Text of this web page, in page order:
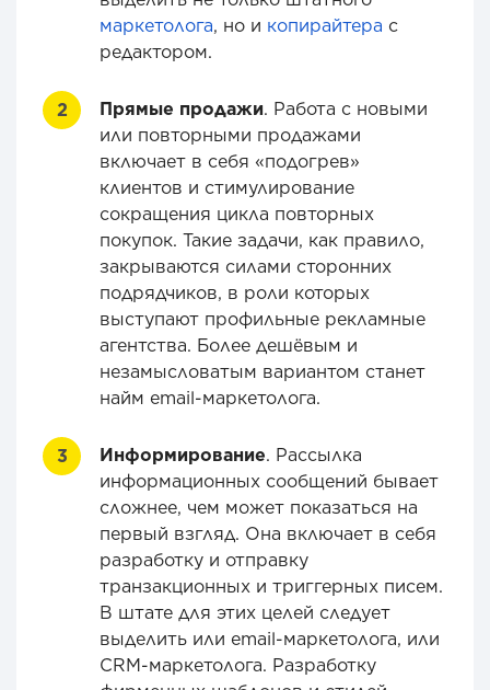
маркетолога, но и копирайтера с
редактором.
Прямые продажи. Работа с новыми
или повторными продажами
включает в себя «подогрев»
клиентов и стимулирование
сокращения цикла повторных
покупок. Такие задачи, как правило,
закрываются силами сторонних
подрядчиков, в роли которых
выступают профильные рекламные
агентства. Более дешёвым и
незамысловатым вариантом станет
найм email-маркетолога.
Информирование. Рассылка
информационных сообщений бывает
сложнее, чем может показаться на
первый взгляд. Она включает в себя
разработку и отправку
транзакционных и триггерных писем.
В штате для этих целей следует
выделить или email-маркетолога, или
CRM-маркетолога. Разработку